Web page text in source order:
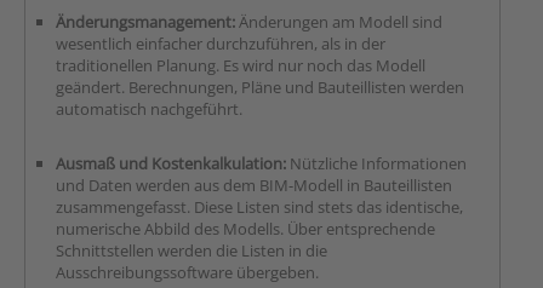
Änderungsmanagement:Änderungen am Modell sind
wesentlich einfacher durchzuführen, als in der
traditionellen Planung. Es wird nur noch das Modell
geändert. Berechnungen, Pläne und Bauteillisten werden
automatisch nachgeführt.
Ausmaß und Kostenkalkulation: Nützliche Informationen
und Daten werden aus dem BIM-Modell in Bauteillisten
zusammengefasst. Diese Listen sind stets das identische,
numerische Abbild des Modells. Über entsprechende
Schnittstellen werden die Listen in die
Ausschreibungssoftware übergeben.